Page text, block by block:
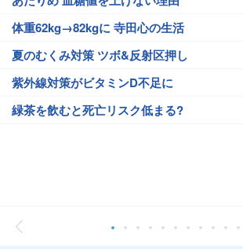
体重62kg→82kgに 寺田心の生活
夏のむくみ対策 ツボ&反射区押し
紫外線対策がビタミンD不足に
緑茶を飲むと死亡リスク低まる?